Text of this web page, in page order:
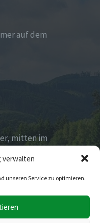
verwalten
unseren Service zu optimieren.
auf dem
mitten im